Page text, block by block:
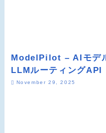
ModelPilot – AIモデ
LLMルーティングAPI
November 29, 2025